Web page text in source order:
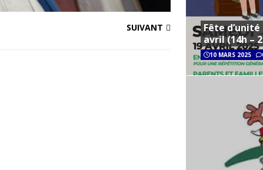
SUIVANT
Fête d’unité
avril (14h –
10 MARS 2025